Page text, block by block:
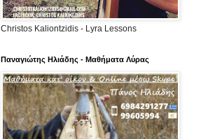
Christos Kaliontzidis - Lyra Lessons
Παναγιώτης Ηλιάδης - Μαθήματα Λύρας